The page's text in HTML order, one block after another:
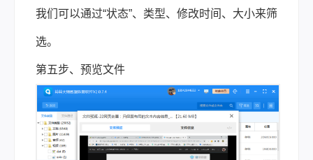
我们可以通过“状态”、类型、修改时间、大小来筛
选。
第五步、预览文件